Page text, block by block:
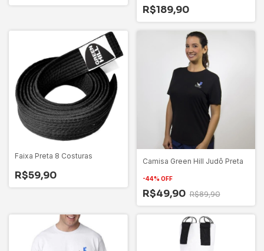
R$189,90
Faixa Preta 8 Costuras
R$59,90
Camisa Green Hill Judô Preta
-44% OFF
R$49,90 R$89,90